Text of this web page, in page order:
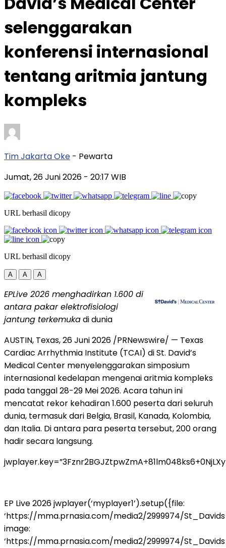
selenggarakan
konferensi internasional
tentang aritmia jantung
kompleks
Tim Jakarta Oke - Pewarta
Jumat, 26 Juni 2026 - 20:17 WIB
URL berhasil dicopy
URL berhasil dicopy
A A A
EPLive 2026 menghadirkan 1.600 di
antara pakar elektrofisiologi
jantung terkemukadi dunia
AUSTIN, Texas,26 Juni 2026 /PRNewswire/ — Texas
Cardiac Arrhythmia Institute (TCAI) di St. David’s
Medical Center menyelenggarakan simposium
internasional kedelapan mengenai aritmia kompleks
pada tanggal 28-29 Mei 2026. Acara tahun ini
mencatat rekor kehadiran 1.600 peserta dari seluruh
dunia, termasuk dari Belgia, Brasil, Kanada, Kolombia,
dan Italia. Di antara para peserta tersebut, 200 orang
hadir secara langsung.
EP Live 2026jwplayer(‘myplayer1’).setup({file:
‘https://mma.prnasia.com/media2/2999974/
image:
‘https://mma.prnasia.com/media2/2999974/